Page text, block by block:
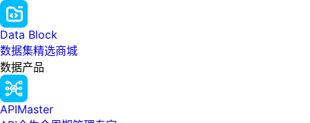
Data Block
数据集精选商城
数据产品
APIMaster